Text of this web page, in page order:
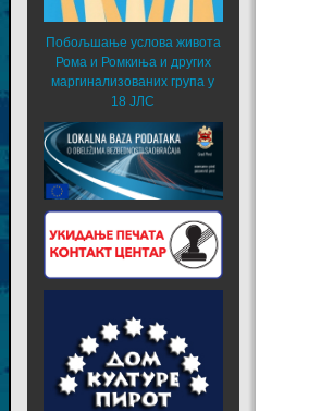
Побољшање услова живота
Рома и Ромкиња и других
маргинализованих група у
18 ЈЛС